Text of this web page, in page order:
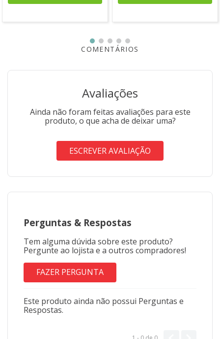
COMENTÁRIOS
Avaliações
Ainda não foram feitas avaliações para este
produto, o que acha de deixar uma?
ESCREVER AVALIAÇÃO
Perguntas & Respostas
Tem alguma dúvida sobre este produto?
Pergunte ao lojista e a outros compradores!
FAZER PERGUNTA
Este produto ainda não possui Perguntas e
Respostas.